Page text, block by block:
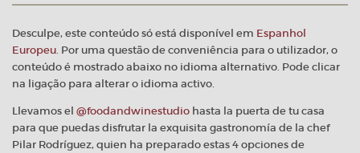
Desculpe, este conteúdo só está disponível em Espanhol
Europeu. Por uma questão de conveniência para o utilizador, o
conteúdo é mostrado abaixo no idioma alternativo. Pode clicar
na ligação para alterar o idioma activo.
Llevamos el @foodandwinestudio hasta la puerta de tu casa
para que puedas disfrutar la exquisita gastronomía de la chef
Pilar Rodríguez, quien ha preparado estas 4 opciones de